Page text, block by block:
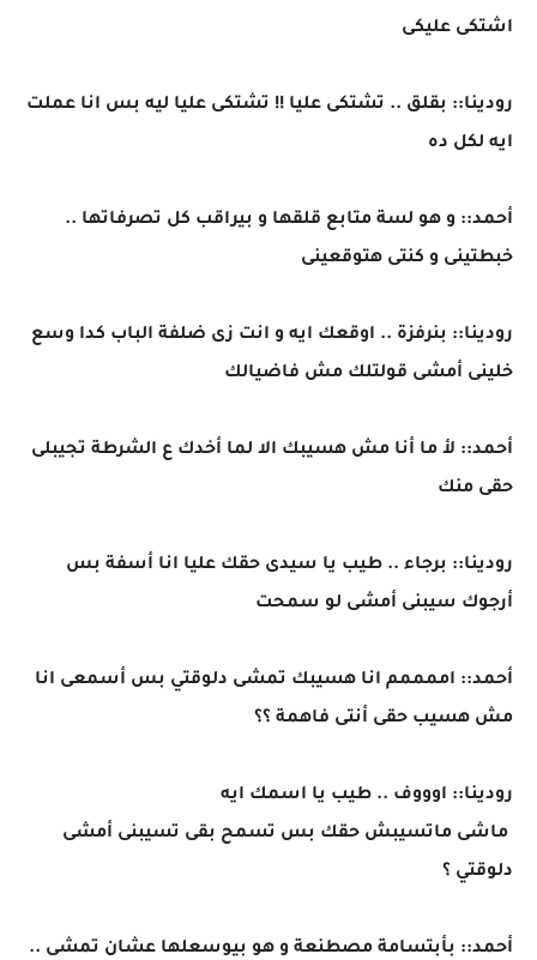
اشتكى عليكى
رودينا:: بقلق .. تشتكى عليا !! تشتكى عليا ليه بس انا عملت
ايه لكل ده
أحمد:: و هو لسة متابع قلقها و بيراقب كل تصرفاتها ..
خبطتينى و كنتى هتوقعينى
رودينا:: بنرفزة .. اوقعك ايه و انت زى ضلفة الباب كدا وسع
خلينى أمشى قولتلك مش فاضيالك
أحمد:: لأ ما أنا مش هسيبك الا لما أخدك ع الشرطة تجيبلى
حقى منك
رودينا:: برجاء .. طيب يا سيدى حقك عليا انا أسفة بس
أرجوك سيبنى أمشى لو سمحت
أحمد:: اممممم انا هسيبك تمشى دلوقتي بس أسمعى انا
مش هسيب حقى أنتى فاهمة ؟؟
رودينا:: اوووف .. طيب يا اسمك ايه
ماشى ماتسيبش حقك بس تسمح بقى تسيبنى أمشى
دلوقتي ؟
أحمد:: بأبتسامة مصطنعة و هو بيوسعلها عشان تمشى ..